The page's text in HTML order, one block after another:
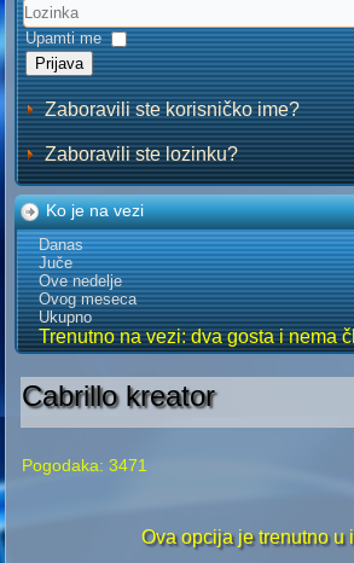
Upamti me
Prijava
Zaboravili ste korisničko ime?
Zaboravili ste lozinku?
Ko je na vezi
Danas
Juče
Ove nedelje
Ovog meseca
Ukupno
Trenutno na vezi: dva gosta i nema
Cabrillo kreator
Pogodaka: 3471
Ova opcija je trenutno u